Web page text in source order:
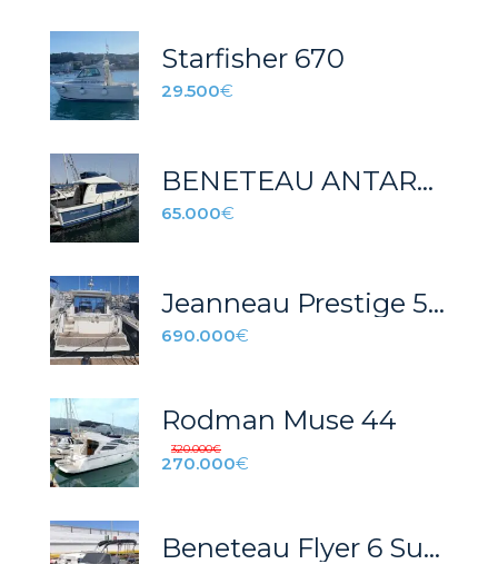
Starfisher 670
29.500€
BENETEAU ANTARES 10.80
65.000€
Jeanneau Prestige 500 S
690.000€
Rodman Muse 44
320.000€
270.000€
Beneteau Flyer 6 Sundeck